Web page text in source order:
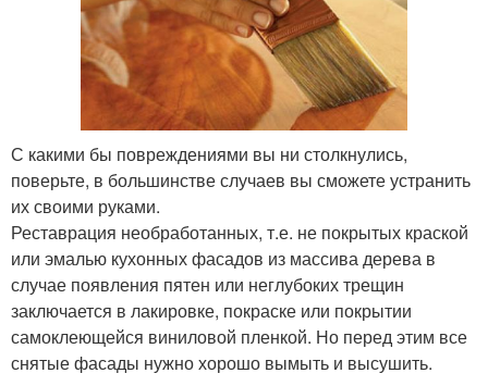
С какими бы повреждениями вы ни столкнулись,
поверьте, в большинстве случаев вы сможете устранить
их своими руками.
Реставрация необработанных, т.е. не покрытых краской
или эмалью кухонных фасадов из массива дерева в
случае появления пятен или неглубоких трещин
заключается в лакировке, покраске или покрытии
самоклеющейся виниловой пленкой. Но перед этим все
снятые фасады нужно хорошо вымыть и высушить.